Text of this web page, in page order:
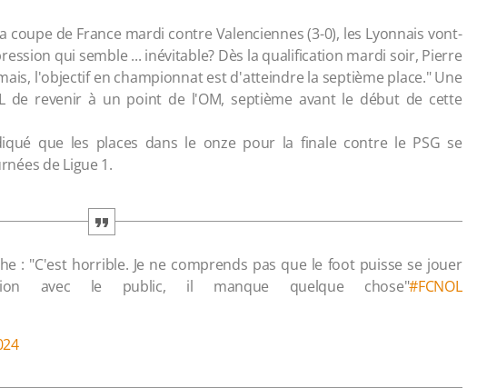
de France mardi contre Valenciennes (3-0), les Lyonnais vont-
qui semble ... inévitable? Dès la qualification mardi soir, Pierre
l'objectif en championnat est d'atteindre la septième place." Une
de revenir à un point de l'OM, septième avant le début de cette
que les places dans le onze pour la finale contre le PSG se
de Ligue 1.
: "C'est horrible. Je ne comprends pas que le foot puisse se jouer
avec le public, il manque quelque chose"#FCNOL